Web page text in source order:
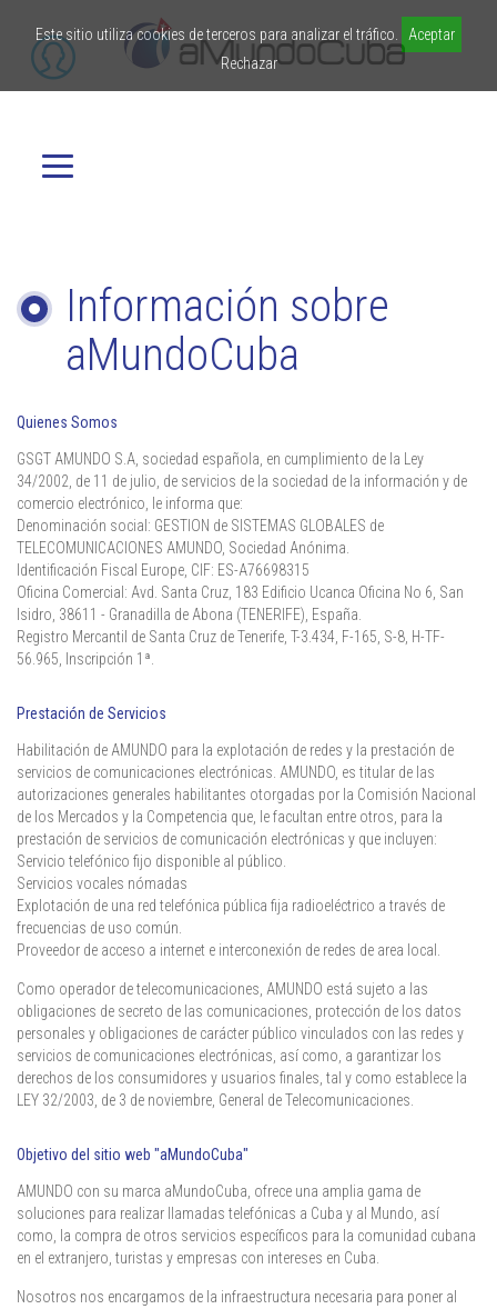
Información sobre
aMundoCuba
Quienes Somos
GSGT AMUNDO S.A, sociedad española, en cumplimiento de la Ley
34/2002, de 11 de julio, de servicios de la sociedad de la información y de
comercio electrónico, le informa que:
Denominación social: GESTION de SISTEMAS GLOBALES de
TELECOMUNICACIONES AMUNDO, Sociedad Anónima.
Identificación Fiscal Europe, CIF: ES-A76698315
Oficina Comercial: Avd. Santa Cruz, 183 Edificio Ucanca Oficina No 6, San
Isidro, 38611 - Granadilla de Abona (TENERIFE), España.
Registro Mercantil de Santa Cruz de Tenerife, T-3.434, F-165, S-8, H-TF-
56.965, Inscripción 1ª.
Prestación de Servicios
Habilitación de AMUNDO para la explotación de redes y la prestación de
servicios de comunicaciones electrónicas. AMUNDO, es titular de las
autorizaciones generales habilitantes otorgadas por la Comisión Nacional
de los Mercados y la Competencia que, le facultan entre otros, para la
prestación de servicios de comunicación electrónicas y que incluyen:
Servicio telefónico fijo disponible al público.
Servicios vocales nómadas
Explotación de una red telefónica pública fija radioeléctrico a través de
frecuencias de uso común.
Proveedor de acceso a internet e interconexión de redes de area local.
Como operador de telecomunicaciones, AMUNDO está sujeto a las
obligaciones de secreto de las comunicaciones, protección de los datos
personales y obligaciones de carácter público vinculados con las redes y
servicios de comunicaciones electrónicas, así como, a garantizar los
derechos de los consumidores y usuarios finales, tal y como establece la
LEY 32/2003, de 3 de noviembre, General de Telecomunicaciones.
Objetivo del sitio web "aMundoCuba"
AMUNDO con su marca aMundoCuba, ofrece una amplia gama de
soluciones para realizar llamadas telefónicas a Cuba y al Mundo, así
como, la compra de otros servicios específicos para la comunidad cubana
en el extranjero, turistas y empresas con intereses en Cuba.
Nosotros nos encargamos de la infraestructura necesaria para poner al
Este sitio utiliza cookies de terceros para analizar el tráfico.
Aceptar
Rechazar